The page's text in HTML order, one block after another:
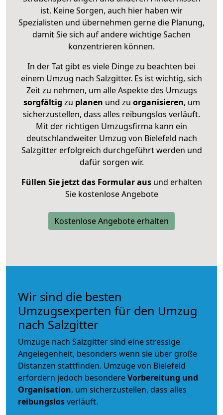
ist. Keine Sorgen, auch hier haben wir
Spezialisten und übernehmen gerne die Planung,
damit Sie sich auf andere wichtige Sachen
konzentrieren können.
In der Tat gibt es viele Dinge zu beachten bei
einem Umzug nach Salzgitter. Es ist wichtig, sich
Zeit zu nehmen, um alle Aspekte des Umzugs
sorgfältig zu planen und zu organisieren, um
sicherzustellen, dass alles reibungslos verläuft.
Mit der richtigen Umzugsfirma kann ein
deutschlandweiter Umzug von Bielefeld nach
Salzgitter erfolgreich durchgeführt werden und
dafür sorgen wir.
Füllen Sie jetzt das Formular ausund erhalten
Sie kostenlose Angebote
Kostenlose Angebote erhalten
Wir sind die besten
Umzugsexperten für den Umzug
nach Salzgitter
Umzüge nach Salzgitter sind eine stressige
Angelegenheit, besonders wenn sie über große
Distanzen stattfinden. Umzüge von Bielefeld
erfordern jedoch besondereVorbereitung und
Organisation, um sicherzustellen, dass alles
reibungslosverläuft.